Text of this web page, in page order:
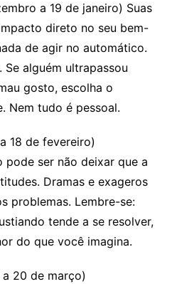
a 19 de janeiro) Suas
direto no seu bem-
de agir no automático.
Se alguém ultrapassou
gosto, escolha o
Nem tudo é pessoal.
18 de fevereiro)
pode ser não deixar que a
Dramas e exageros
problemas. Lembre-se:
tende a se resolver,
do que você imagina.
20 de março)